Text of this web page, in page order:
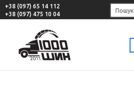
+38 (097) 65 14 112
+38 (097) 475 10 04